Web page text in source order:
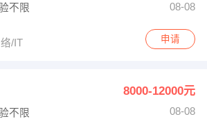
不限
08-08
/IT 申请
8000-12000元
不限
08-08